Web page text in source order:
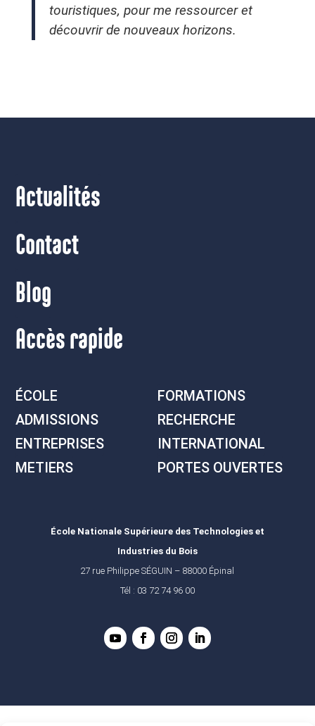
touristiques, pour me ressourcer et
découvrir de nouveaux horizons.
Actualités
Contact
Blog
Accès rapide
ÉCOLE
FORMATIONS
ADMISSIONS
RECHERCHE
ENTREPRISES
INTERNATIONAL
METIERS
PORTES OUVERTES
École Nationale Supérieure des Technologies et
Industries du Bois
27 rue Philippe SÉGUIN – 88000 Épinal
Tél : 03 72 74 96 00